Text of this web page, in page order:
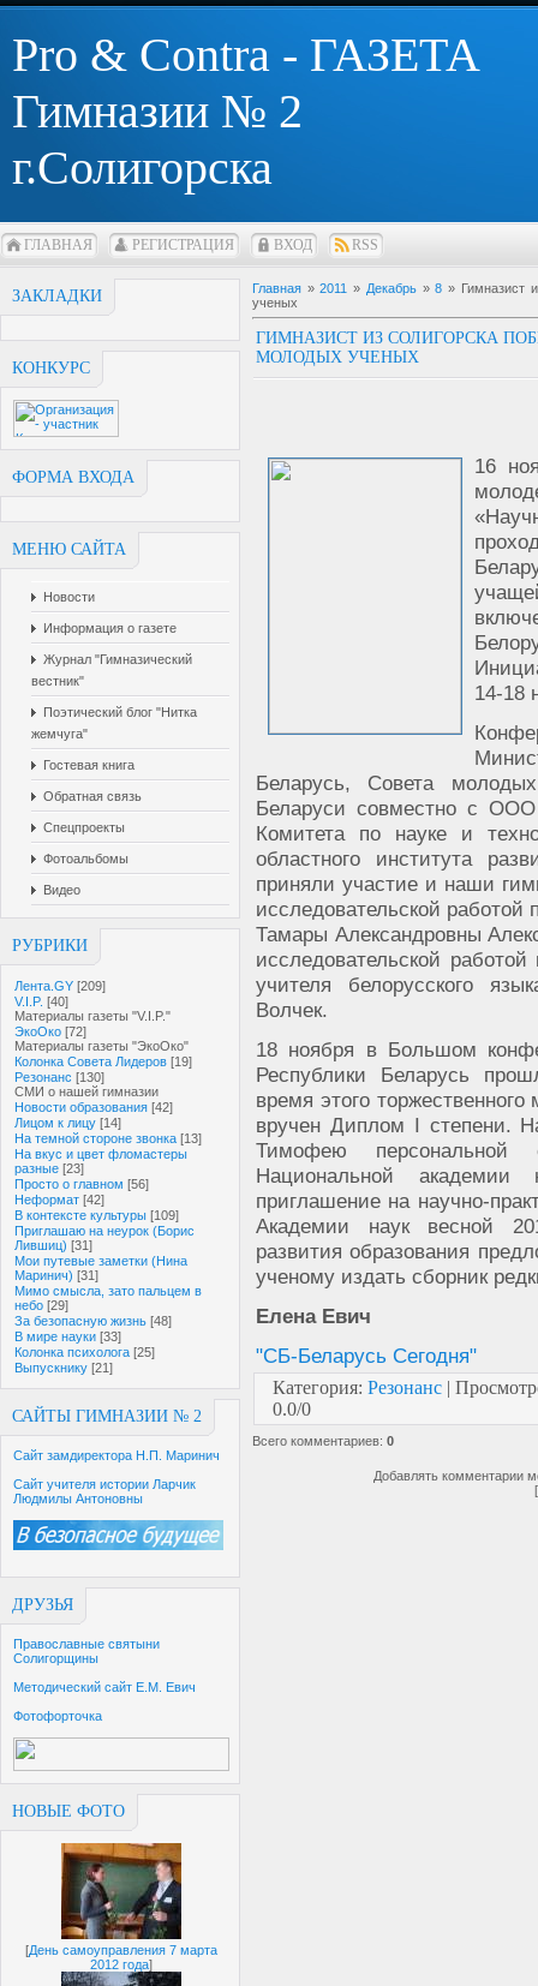
Pro & Contra - ГАЗЕТА
Гимназии № 2
г.Солигорска
ГЛАВНАЯ РЕГИСТРАЦИЯ ВХОД RSS
ЗАКЛАДКИ
КОНКУРС
ФОРМА ВХОДА
МЕНЮ САЙТА
Новости
Информация о газете
Журнал "Гимназический
вестник"
Поэтический блог "Нитка
жемчуга"
Гостевая книга
Обратная связь
Спецпроекты
Фотоальбомы
Видео
РУБРИКИ
Лента.GY [209]
V.I.P. [40]
Материалы газеты "V.I.P."
ЭкоОко [72]
Материалы газеты "ЭкоОко"
Колонка Совета Лидеров [19]
Резонанс [130]
СМИ о нашей гимназии
Новости образования [42]
Лицом к лицу [14]
На темной стороне звонка [13]
На вкус и цвет фломастеры
разные [23]
Просто о главном [56]
Неформат [42]
В контексте культуры [109]
Приглашаю на неурок (Борис
Лившиц) [31]
Мои путевые заметки (Нина
Маринич) [31]
Мимо смысла, зато пальцем в
небо [29]
За безопасную жизнь [48]
В мире науки [33]
Колонка психолога [25]
Выпускнику [21]
САЙТЫ ГИМНАЗИИ № 2
Сайт замдиректора Н.П. Маринич
Сайт учителя истории Ларчик
Людмилы Антоновны
ДРУЗЬЯ
Православные святыни
Солигорщины
Методический сайт Е.М. Евич
Фотофорточка
НОВЫЕ ФОТО
[День самоуправления 7 марта
2012 года]
Главная »2011 » Декабрь » 8 » Гимназист
ученых
ГИМНАЗИСТ ИЗ СОЛИГОРСКА
МОЛОДЫХ УЧЕНЫХ
16
14-18
Беларусь, Совета
Беларуси совместно с ООО
Комитета по науке и
областного института
приняли участие и наши
исследовательской
Тамары Александровны
исследовательской
учителя белорусского
Волчек.
18 ноября в Большом
Республики Беларусь
время этого
вручен Диплом I степени.
Тимофею персональной
Национальной
приглашение на научно-
Академии наук весной
развития образования
ученому издать сборник
Елена Евич
"СБ-Беларусь Сегодня"
Категория: Резонанс |
0.0/0
Всего комментариев: 0
Добавлять комментарии